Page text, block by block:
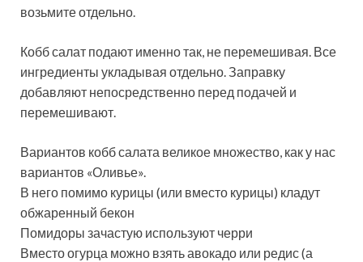
возьмите отдельно.
Кобб салат подают именно так, не перемешивая. Все
ингредиенты укладывая отдельно. Заправку
добавляют непосредственно перед подачей и
перемешивают.
Вариантов кобб салата великое множество, как у нас
вариантов «Оливье».
В него помимо курицы (или вместо курицы) кладут
обжаренный бекон
Помидоры зачастую используют черри
Вместо огурца можно взять авокадо или редис (а